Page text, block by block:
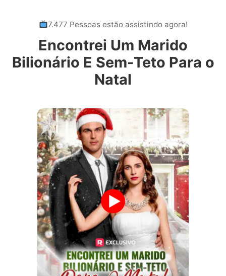
7.477 Pessoas estão assistindo agora!
Encontrei Um Marido
Bilionário E Sem-Teto Para o
Natal